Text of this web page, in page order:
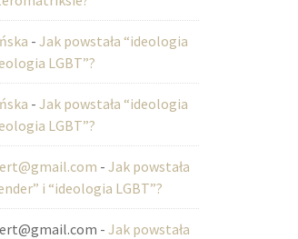
-Jak powstała “ideologia
LGBT”?
-Jak powstała “ideologia
LGBT”?
-Jak powstała
i “ideologia LGBT”?
-Jak powstała